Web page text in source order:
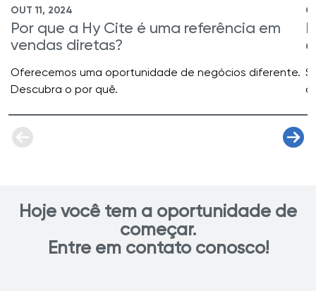
OUT 11, 2024
Por que a Hy Cite é uma referência em
vendas diretas?
Oferecemos uma oportunidade de negócios diferente.
Descubra o por quê.
Hoje você tem a oportunidade de
começar.
Entre em contato conosco!